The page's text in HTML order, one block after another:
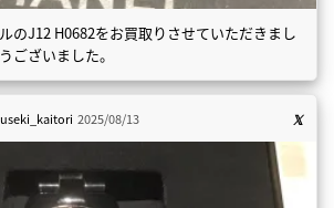
のJ12 H0682をお買取りさせていただきまし
ございました。
2025/08/13